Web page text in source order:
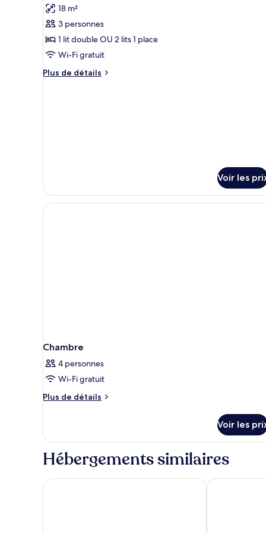
photos
pour
ce
type
de
chambre :
18 m²
3 personnes
1 lit double OU 2 lits 1 place
Wi-Fi gratuit
Plus de détails
Plus
(without
view)
Voir les
Chambre
4 personnes
Wi-Fi gratuit
Plus de détails
Plus
le
type
de
Chambre
Voir les
Hébergements similaires
Rothay Garden by Harbour Hotels Ambleside